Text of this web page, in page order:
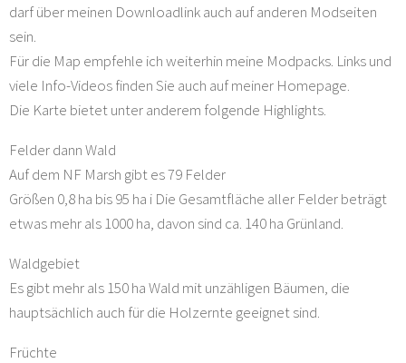
darf über meinen Downloadlink auch auf anderen Modseiten
sein.
Für die Map empfehle ich weiterhin meine Modpacks. Links und
viele Info-Videos finden Sie auch auf meiner Homepage.
Die Karte bietet unter anderem folgende Highlights.
Felder dann Wald
Auf dem NF Marsh gibt es 79 Felder
Größen 0,8 ha bis 95 ha i Die Gesamtfläche aller Felder beträgt
etwas mehr als 1000 ha, davon sind ca. 140 ha Grünland.
Waldgebiet
Es gibt mehr als 150 ha Wald mit unzähligen Bäumen, die
hauptsächlich auch für die Holzernte geeignet sind.
Früchte